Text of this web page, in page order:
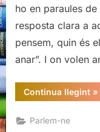
ho en paraules
resposta clara a
pensem, quin és
anar”. I on volen
Continua llegint“El
»
Parlem-ne